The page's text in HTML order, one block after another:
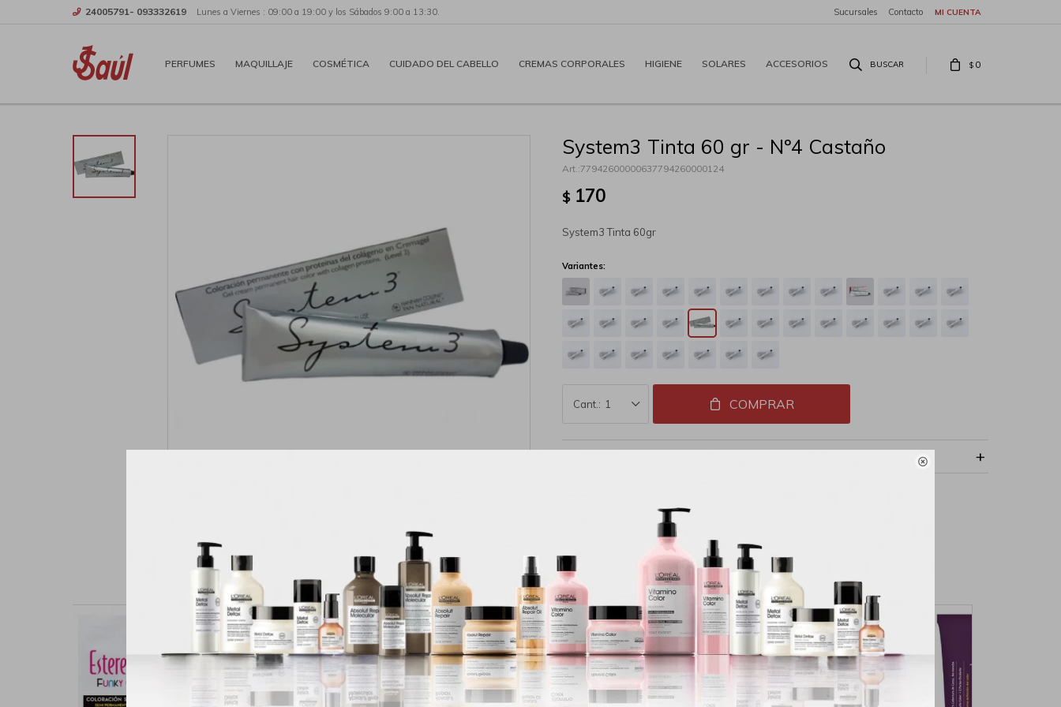

PERFUMES MAQUILLAJE COSMÉTICA CUIDADO DEL CABELLO CREMAS CORPORALES HIGIENE SOLARES ACCESORIOS $ 0
24005791- 093332619 Lunes a Viernes : 09:00 a 19:00 y los Sábados 9:00 a 13:30. Sucursales Contacto
System3 Tinta 60 gr - Nº4 Castaño
77942600000637794260000124
$ 170
System3 Tinta 60gr
Variantes:
1 COMPRAR
Productos que te pueden interesar